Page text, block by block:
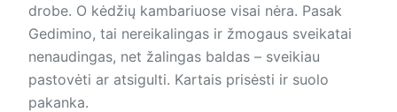
drobe. O kėdžių kambariuose visai nėra. Pasak
Gedimino, tai nereikalingas ir žmogaus sveikatai
nenaudingas, net žalingas baldas – sveikiau
pastovėti ar atsigulti. Kartais prisėsti ir suolo
pakanka.